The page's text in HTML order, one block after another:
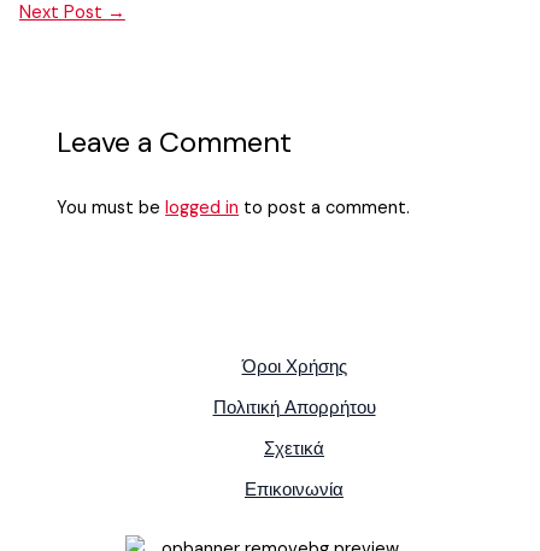
Next Post →
Leave a Comment
You must belogged in to post a comment.
Όροι Χρήσης
Πολιτική Απορρήτου
Σχετικά
Επικοινωνία